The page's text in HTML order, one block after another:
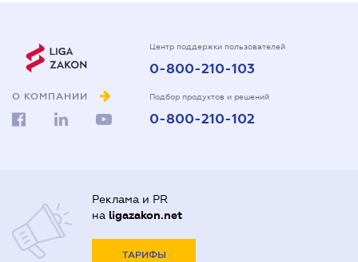
О КОМПАНИИ
Центр поддержки пользователей
0-800-210-103
Подбор продуктов и решений
0-800-210-102
Реклама и PR
на ligazakon.net
ТАРИФЫ